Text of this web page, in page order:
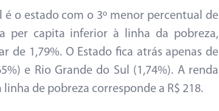
é o estado com o 3º menor percentual de
per capita inferior à linha da pobreza,
de 1,79%. O Estado fica atrás apenas de
e Rio Grande do Sul (1,74%). A renda
de pobreza corresponde a R$ 218.